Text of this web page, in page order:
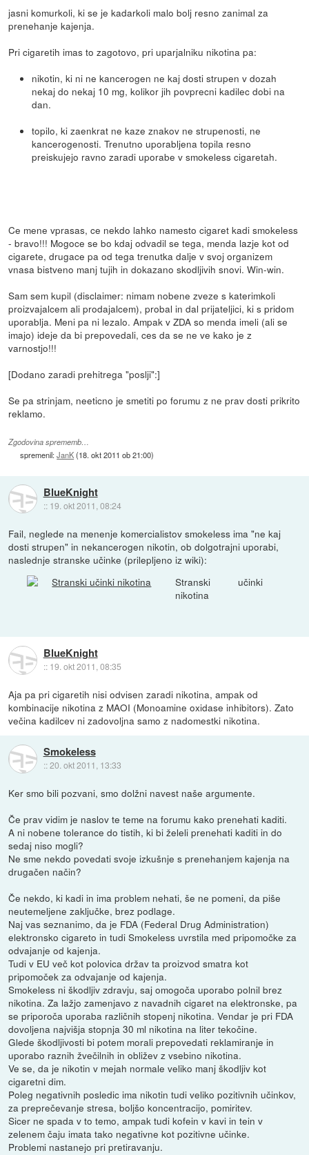
jasni komurkoli, ki se je kadarkoli malo bolj resno zanimal za
prenehanje kajenja.
Pri cigaretih imas to zagotovo, pri uparjalniku nikotina pa:
nikotin, ki ni ne kancerogen ne kaj dosti strupen v dozah
nekaj do nekaj 10 mg, kolikor jih povprecni kadilec dobi na
dan.
topilo, ki zaenkrat ne kaze znakov ne strupenosti, ne
kancerogenosti. Trenutno uporabljena topila resno
preiskujejo ravno zaradi uporabe v smokeless cigaretah.
Ce mene vprasas, ce nekdo lahko namesto cigaret kadi smokeless
- bravo!!! Mogoce se bo kdaj odvadil se tega, menda lazje kot od
cigarete, drugace pa od tega trenutka dalje v svoj organizem
vnasa bistveno manj tujih in dokazano skodljivih snovi. Win-win.
Sam sem kupil (disclaimer: nimam nobene zveze s katerimkoli
proizvajalcem ali prodajalcem), probal in dal prijateljici, ki s pridom
uporablja. Meni pa ni lezalo. Ampak v ZDA so menda imeli (ali se
imajo) ideje da bi prepovedali, ces da se ne ve kako je z
varnostjo!!!
[Dodano zaradi prehitrega "poslji":]
Se pa strinjam, neeticno je smetiti po forumu z ne prav dosti prikrito
reklamo.
Zgodovina sprememb…
spremenil:JanK(18. okt 2011 ob 21:00)
BlueKnight
:: 19. okt 2011, 08:24
Fail, neglede na menenje komercialistov smokeless ima "ne kaj
dosti strupen" in nekancerogen nikotin, ob dolgotrajni uporabi,
naslednje stranske učinke (prilepljeno iz wiki):
Stranski učinki
nikotina
BlueKnight
:: 19. okt 2011, 08:35
Aja pa pri cigaretih nisi odvisen zaradi nikotina, ampak od
kombinacije nikotina z MAOI (Monoamine oxidase inhibitors). Zato
večina kadilcev ni zadovoljna samo z nadomestki nikotina.
Smokeless
::20. okt 2011, 13:33
Ker smo bili pozvani, smo dolžni navest naše argumente.
Če prav vidim je naslov te teme na forumu kako prenehati kaditi.
A ni nobene tolerance do tistih, ki bi želeli prenehati kaditi in do
sedaj niso mogli?
Ne sme nekdo povedati svoje izkušnje s prenehanjem kajenja na
drugačen način?
Če nekdo, ki kadi in ima problem nehati, še ne pomeni, da piše
neutemeljene zaključke, brez podlage.
Naj vas seznanimo, da je FDA (Federal Drug Administration)
elektronsko cigareto in tudi Smokeless uvrstila med pripomočke za
odvajanje od kajenja.
Tudi v EU več kot polovica držav ta proizvod smatra kot
pripomoček za odvajanje od kajenja.
Smokeless ni škodljiv zdravju, saj omogoča uporabo polnil brez
nikotina. Za lažjo zamenjavo z navadnih cigaret na elektronske, pa
se priporoča uporaba različnih stopenj nikotina. Vendar je pri FDA
dovoljena najvišja stopnja 30 ml nikotina na liter tekočine.
Glede škodljivosti bi potem morali prepovedati reklamiranje in
uporabo raznih žvečilnih in obližev z vsebino nikotina.
Ve se, da je nikotin v mejah normale veliko manj škodljiv kot
cigaretni dim.
Poleg negativnih posledic ima nikotin tudi veliko pozitivnih učinkov,
za preprečevanje stresa, boljšo koncentracijo, pomiritev.
Sicer ne spada v to temo, ampak tudi kofein v kavi in tein v
zelenem čaju imata tako negativne kot pozitivne učinke.
Problemi nastanejo pri pretiravanju.